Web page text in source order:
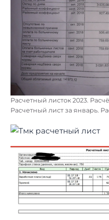
Расчетный листок 2023.
Расчетный лист за январь.
Найти: